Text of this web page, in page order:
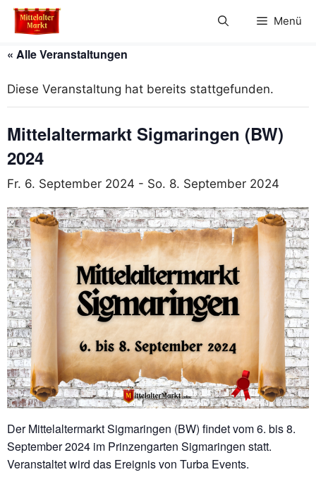
Zum
Inhalt
Menü
« Alle Veranstaltungen
Diese Veranstaltung hat bereits stattgefunden.
Mittelaltermarkt Sigmaringen (BW)
2024
Fr. 6. September 2024 - So. 8. September 2024
Der Mittelaltermarkt Sigmaringen (BW) findet vom 6. bis 8.
September 2024 im Prinzengarten Sigmaringen statt.
Veranstaltet wird das Ereignis von Turba Events.